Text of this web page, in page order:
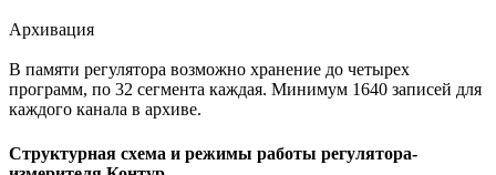
Архивация
В памяти регулятора возможно хранение до четырех
программ, по 32 сегмента каждая. Минимум 1640 записей для
каждого канала в архиве.
Структурная схема и режимы работы регулятора-